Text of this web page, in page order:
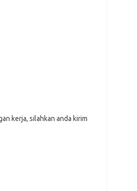
kеrjа, ѕіlаhkаn аndа kіrіm